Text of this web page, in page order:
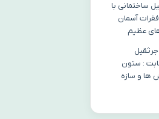
ساختمانی با
آسمان
عظیم
جرثقیل
: ستون
ها و سازه